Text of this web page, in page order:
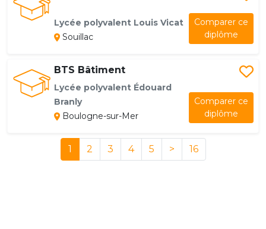
Lycée polyvalent Louis Vicat
Souillac
Comparer ce
diplôme
BTS Bâtiment
Lycée polyvalent Édouard
Branly
Boulogne-sur-Mer
Comparer ce
diplôme
1 2 3 4 5 > 16